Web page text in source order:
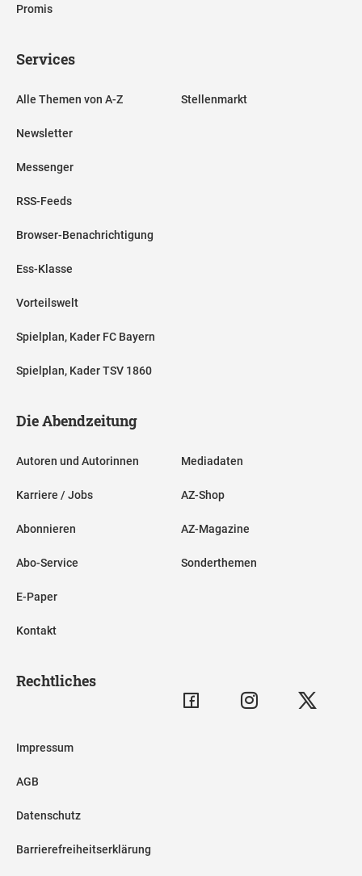
Promis
Services
Alle Themen von A-Z
Newsletter
Messenger
RSS-Feeds
Browser-Benachrichtigung
Ess-Klasse
Vorteilswelt
Spielplan, Kader FC Bayern
Spielplan, Kader TSV 1860
Stellenmarkt
Die Abendzeitung
Autoren und Autorinnen
Karriere / Jobs
Abonnieren
Abo-Service
E-Paper
Kontakt
Mediadaten
AZ-Shop
AZ-Magazine
Sonderthemen
Rechtliches
Impressum
AGB
Datenschutz
Barrierefreiheitserklärung